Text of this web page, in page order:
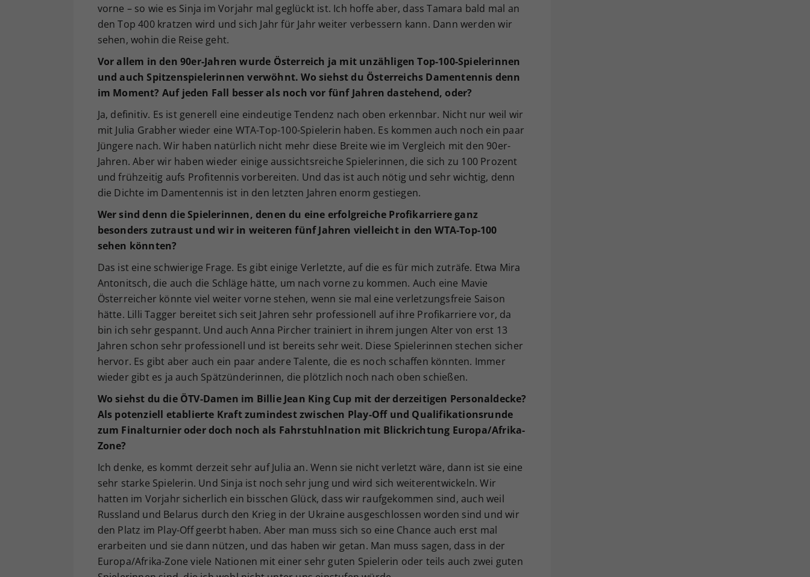
vorne – so wie es Sinja im Vorjahr mal geglückt ist. Ich hoffe aber, dass Tamara bald mal an
den Top 400 kratzen wird und sich Jahr für Jahr weiter verbessern kann. Dann werden wir
sehen, wohin die Reise geht.
Vor allem in den 90er-Jahren wurde Österreich ja mit unzähligen Top-100-Spielerinnen
und auch Spitzenspielerinnen verwöhnt. Wo siehst du Österreichs Damentennis denn
im Moment? Auf jeden Fall besser als noch vor fünf Jahren dastehend, oder?
Ja, definitiv. Es ist generell eine eindeutige Tendenz nach oben erkennbar. Nicht nur weil wir
mit Julia Grabher wieder eine WTA-Top-100-Spielerin haben. Es kommen auch noch ein paar
Jüngere nach. Wir haben natürlich nicht mehr diese Breite wie im Vergleich mit den 90er-
Jahren. Aber wir haben wieder einige aussichtsreiche Spielerinnen, die sich zu 100 Prozent
und frühzeitig aufs Profitennis vorbereiten. Und das ist auch nötig und sehr wichtig, denn
die Dichte im Damentennis ist in den letzten Jahren enorm gestiegen.
Wer sind denn die Spielerinnen, denen du eine erfolgreiche Profikarriere ganz
besonders zutraust und wir in weiteren fünf Jahren vielleicht in den WTA-Top-100
sehen könnten?
Das ist eine schwierige Frage. Es gibt einige Verletzte, auf die es für mich zuträfe. Etwa Mira
Antonitsch, die auch die Schläge hätte, um nach vorne zu kommen. Auch eine Mavie
Österreicher könnte viel weiter vorne stehen, wenn sie mal eine verletzungsfreie Saison
hätte. Lilli Tagger bereitet sich seit Jahren sehr professionell auf ihre Profikarriere vor, da
bin ich sehr gespannt. Und auch Anna Pircher trainiert in ihrem jungen Alter von erst 13
Jahren schon sehr professionell und ist bereits sehr weit. Diese Spielerinnen stechen sicher
hervor. Es gibt aber auch ein paar andere Talente, die es noch schaffen könnten. Immer
wieder gibt es ja auch Spätzünderinnen, die plötzlich noch nach oben schießen.
Wo siehst du die ÖTV-Damen im Billie Jean King Cup mit der derzeitigen Personaldecke?
Als potenziell etablierte Kraft zumindest zwischen Play-Off und Qualifikationsrunde
zum Finalturnier oder doch noch als Fahrstuhlnation mit Blickrichtung Europa/Afrika-
Zone?
Ich denke, es kommt derzeit sehr auf Julia an. Wenn sie nicht verletzt wäre, dann ist sie eine
sehr starke Spielerin. Und Sinja ist noch sehr jung und wird sich weiterentwickeln. Wir
hatten im Vorjahr sicherlich ein bisschen Glück, dass wir raufgekommen sind, auch weil
Russland und Belarus durch den Krieg in der Ukraine ausgeschlossen worden sind und wir
den Platz im Play-Off geerbt haben. Aber man muss sich so eine Chance auch erst mal
erarbeiten und sie dann nützen, und das haben wir getan. Man muss sagen, dass in der
Europa/Afrika-Zone viele Nationen mit einer sehr guten Spielerin oder teils auch zwei guten